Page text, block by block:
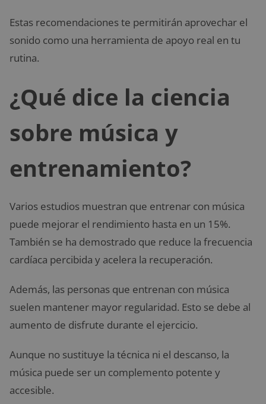
Estas recomendaciones te permitirán aprovechar el
sonido como una herramienta de apoyo real en tu
rutina.
¿Qué dice la ciencia
sobre música y
entrenamiento?
Varios estudios muestran que entrenar con música
puede mejorar el rendimiento hasta en un 15%.
También se ha demostrado que reduce la frecuencia
cardíaca percibida y acelera la recuperación.
Además, las personas que entrenan con música
suelen mantener mayor regularidad. Esto se debe al
aumento de disfrute durante el ejercicio.
Aunque no sustituye la técnica ni el descanso, la
música puede ser un complemento potente y
accesible.